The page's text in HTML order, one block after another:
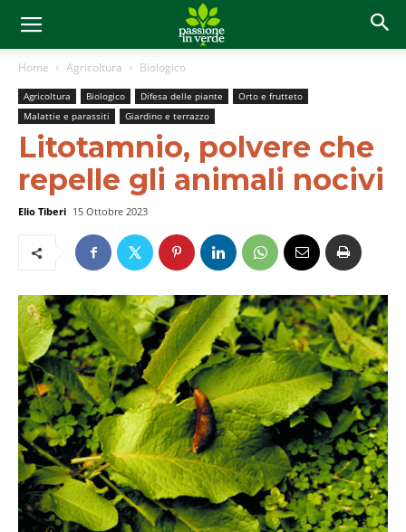
Home Agricoltura Biologico
Agricoltura Biologico Difesa delle piante
Orto e frutteto
Malattie e parassiti
Giardino e terrazzo
Litotamnio, polvere che
repelle gli animali nocivi
Elio Tiberi 15 Ottobre 2023